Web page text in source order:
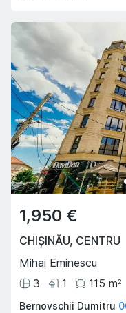
1,950 €
CHIȘINĂU, CENTRU
Mihai Eminescu
3
1 115 m2
Bernovschii Dumitru